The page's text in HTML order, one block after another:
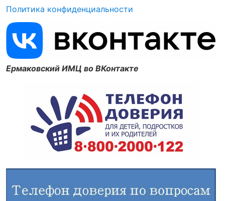
Политика конфиденциальности
Ермаковский ИМЦ во ВКонтакте